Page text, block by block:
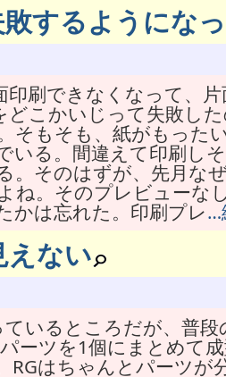
するようにな
印刷できなくなって、
どこかいじって失敗し
そもそも、紙がもった
いる。間違えて印刷し
。そのはずが、先月な
ね。そのプレビューな
かは忘れた。印刷プレ…
えない
ているところだが、普
ーツを1個にまとめて
RGはちゃんとパーツ